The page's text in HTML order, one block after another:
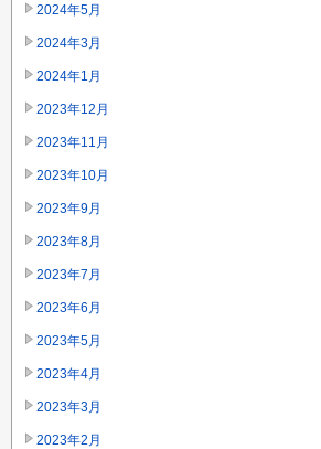
2024年5月
2024年3月
2024年1月
2023年12月
2023年11月
2023年10月
2023年9月
2023年8月
2023年7月
2023年6月
2023年5月
2023年4月
2023年3月
2023年2月